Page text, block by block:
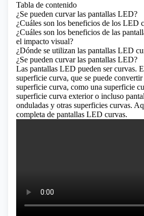
Tabla de contenido
¿Se pueden curvar las pantallas LED?
¿Cuáles son los beneficios de los LED
¿Cuáles son los beneficios de las
el impacto visual?
¿Dónde se utilizan las pantallas LED
¿Se pueden curvar las pantallas LED?
Las pantallas LED pueden ser curvas.
superficie curva, que se puede
superficie curva, como una superficie
superficie curva exterior o incluso
onduladas y otras superficies curvas.
completa de pantallas LED curvas.